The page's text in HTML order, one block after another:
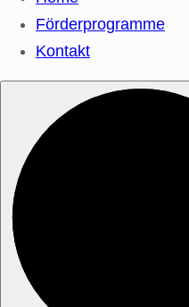
Förderprogramme
Kontakt